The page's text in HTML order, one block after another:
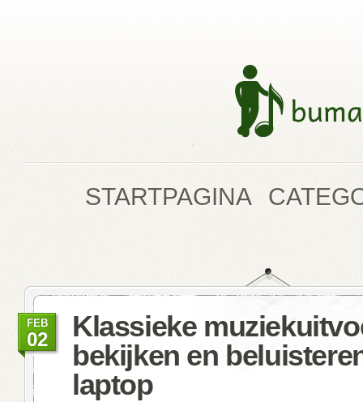
STARTPAGINA
Klassieke
bekijken en
laptop
FEB
02